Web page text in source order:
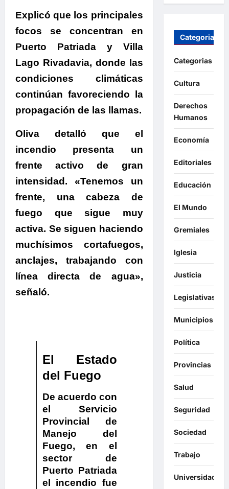
Explicó que los principales
focos se concentran en
Puerto Patriada y Villa
Lago Rivadavia, donde las
condiciones climáticas
continúan favoreciendo la
propagación de las llamas.
Oliva detalló que el
incendio presenta un
frente activo de gran
intensidad. «Tenemos un
frente, una cabeza de
fuego que sigue muy
activa. Se siguen haciendo
muchísimos cortafuegos,
anclajes, trabajando con
línea directa de agua»,
señaló.
El Estado
del Fuego
De acuerdo con
el Servicio
Provincial de
Manejo del
Fuego,en el
sector de
Puerto Patriada
el incendio fue
Categorias
Categorias
Cultura
Derechos
Humanos
Economía
Editoriales
Educación
El Mundo
Gremiales
Iglesia
Justicia
Legislativas
Municipios
Política
Provincias
Salud
Seguridad
Sociedad
Trabajo
Universidades